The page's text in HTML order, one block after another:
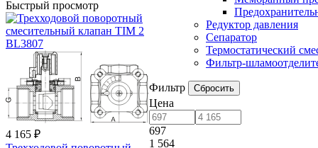
Быстрый просмотр
4 165 ₽
Редуктор давления
Сепаратор
Термостатический
Фильтр-
Фильтр Сбросить
Цена
697
1 564